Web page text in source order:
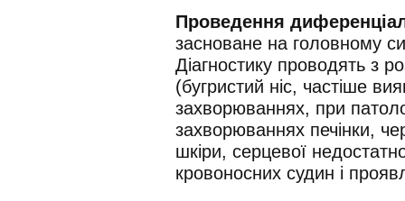
Проведення
засноване на головному
Діагностику проводять з
(бугристий ніс, частіше
захворюваннях, при
захворюваннях печінки,
шкіри, серцевої
кровоносних судин і